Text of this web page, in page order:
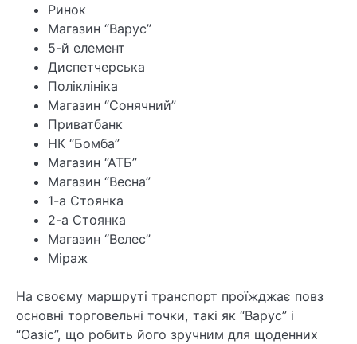
Ринок
Магазин “Варус”
5-й елемент
Диспетчерська
Поліклініка
Магазин “Сонячний”
Приватбанк
НК “Бомба”
Магазин “АТБ”
Магазин “Весна”
1-а Стоянка
2-а Стоянка
Магазин “Велес”
Міраж
На своєму маршруті транспорт проїжджає повз
основні торговельні точки, такі як “Варус” і
“Оазіс”, що робить його зручним для щоденних